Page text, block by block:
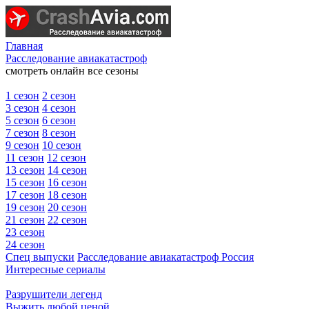
Главная
Расследование авиакатастроф
смотреть онлайн все сезоны
1 сезон 2 сезон
3 сезон 4 сезон
5 сезон 6 сезон
7 сезон 8 сезон
9 сезон 10 сезон
11 сезон 12 сезон
13 сезон 14 сезон
15 сезон 16 сезон
17 сезон 18 сезон
19 сезон 20 сезон
21 сезон 22 сезон
23 сезон
24 сезон
Спец выпуски Расследование авиакатастроф Россия
Интересные сериалы
Разрушители легенд
Выжить любой ценой